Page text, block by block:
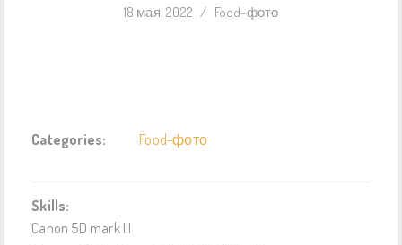
18 мая, 2022 / Food-фото
Categories: Food-фото
Skills:
Canon 5D mark III